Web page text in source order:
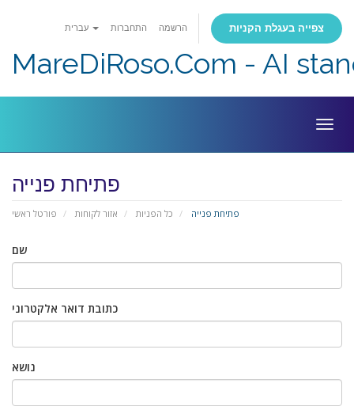
התחברות הרשמה צפייה בעגלת הקניות
MareDiRoso.Com - AI
פתיחת פנייה
פורטל ראשי אזור לקוחות כל הפניות פתיחת פנייה
שם
כתובת דואר אלקטרוני
נושא